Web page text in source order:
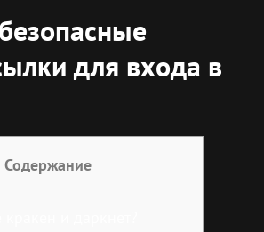
для входа в
Содержание